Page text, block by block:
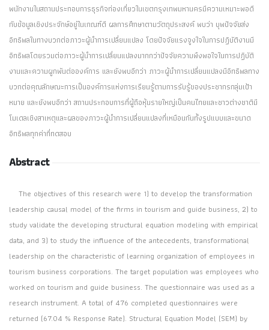
พนักงานในสถานประกอบการธุรกิจท่องเที่ยวในเขตกรุงเทพมหานครมีความเหมาะพอดี
กับข้อมูลเชิงประจักษ์อยู่ในเกณฑ์ดี ผลการศึกษาตามวัตถุประสงค์ พบว่า บุพปัจจัยส่ง
อิทธิพลในทางบวกต่อภาวะผู้นำการเปลี่ยนแปลง โดยปัจจัยแรงจูงใจในการปฏิบัติงานมี
อิทธิพลโดยรวมต่อภาวะผู้นำการเปลี่ยนแปลงมากกว่าปัจจัยความพึงพอใจในการปฏิบัติ
งานและความผูกพันต่อองค์การ และยังพบอีกว่า ภาวะผู้นำการเปลี่ยนแปลงมีอิทธิพลทาง
บวกต่อคุณลักษณะการเป็นองค์การแห่งการเรียนรู้ตามการรับรู้ของประชากรกลุ่มเป้า
หมาย และยังพบอีกว่า สถานประกอบการที่ผู้ถือหุ้นรายใหญ่เป็นคนไทยและชาวต่างชาติมี
โมเดลเชิงสาเหตุและผลของภาวะผู้นำการเปลี่ยนแปลงที่เหมือนกันทั้งรูปแบบและขนาด
อิทธิพลทุกค่าที่ทดสอบ
Abstract
The objectives of this research were 1) to develop the transformation
leadership causal model of the firms in tourism and guide business, 2) to
study validate the developing structural equation modeling with empirical
data, and 3) to study the influence of the antecedents, transformational
leadership on the characteristic of learning organization of employees in
tourism business corporations. The target population was employees who
worked on tourism and guide business. The questionnaire was used as a
research instrument. A total of 476 completed questionnaires were
returned (67.04 % Response Rate). Structural Equation Model (SEM) by